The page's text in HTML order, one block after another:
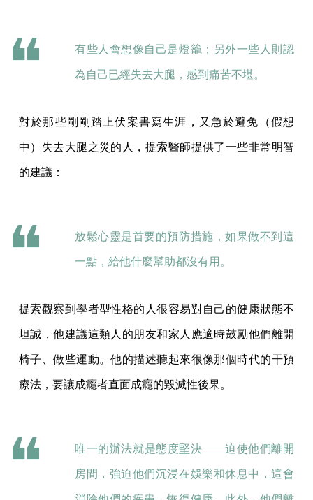
有些人會想像自己是燈籠；另外一些人則認
為自己已經失去大腿，感到痛苦不堪。
對於那些剛剛踏上伏案書寫生涯，又急於避免（假想
中）失去大腿之災的人，提索醫師提供了一些非常明智
的建議：
放鬆心靈是首要的預防措施，如果做不到這
一點，給他什麼幫助都沒有用。
提索觀察到學者型性格的人很容易對自己的健康狀態不
坦誠，他建議這類人的朋友和家人應適時鼓勵他們離開
椅子、做些運動。他的描述聽起來很像那個時代的干預
療法，要讓成癮者直面成癮的毀滅性後果。
唯一的辦法就是態度堅決——迫使他們離開
房間，強迫他們沉浸在娛樂和休息中，這會